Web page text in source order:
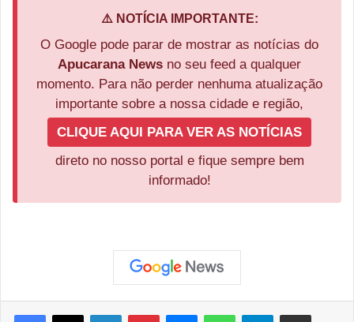
⚠️ NOTÍCIA IMPORTANTE:
O Google pode parar de mostrar as notícias do
Apucarana News no seu feed a qualquer
momento. Para não perder nenhuma atualização
importante sobre a nossa cidade e região,
CLIQUE AQUI PARA VER AS NOTÍCIAS
direto no nosso portal e fique sempre bem
informado!
Facebook
X LinkedinPinterestMessengerWhatsAppTelegramCompartilhar via e-mail